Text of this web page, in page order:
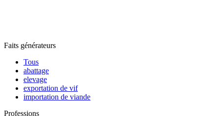
Faits générateurs
Tous
abattage
elevage
exportation de vif
importation de viande
Professions